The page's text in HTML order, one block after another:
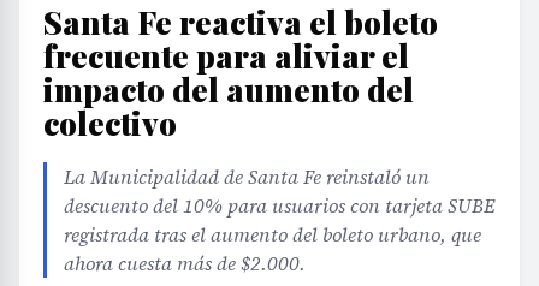
Santa Fe reactiva el boleto
frecuente para aliviar el
impacto del aumento del
colectivo
La Municipalidad de Santa Fe reinstaló un
descuento del 10% para usuarios con tarjeta SUBE
registrada tras el aumento del boleto urbano, que
ahora cuesta más de $2.000.